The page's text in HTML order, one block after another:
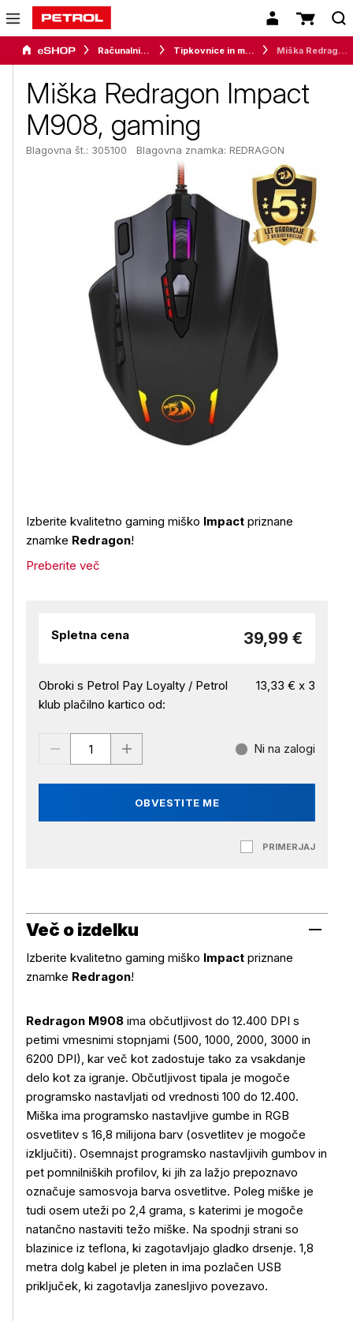
Računalništvo Tipkovnice in miške
Miška Redragon Impact
M908, gaming
Blagovna št.: 305100 Blagovna znamka: REDRAGON
Izberite kvalitetno gaming miško Impact priznane
znamke Redragon!
Preberite več
Spletna cena 39,99 €
Obroki s Petrol Pay Loyalty / Petrol
klub plačilno kartico od:
13,33 € x 3
OBVESTITE ME
Ni na zalogi
PRIMERJAJ
Več o izdelku
Izberite kvalitetno gaming miško Impact priznane
znamke Redragon!
Redragon M908 ima občutljivost do 12.400 DPI s
petimi vmesnimi stopnjami (500, 1000, 2000, 3000 in
6200 DPI), kar več kot zadostuje tako za vsakdanje
delo kot za igranje. Občutljivost tipala je mogoče
programsko nastavljati od vrednosti 100 do 12.400.
Miška ima programsko nastavljive gumbe in RGB
osvetlitev s 16,8 milijona barv (osvetlitev je mogoče
izključiti). Osemnajst programsko nastavljivih gumbov in
pet pomnilniških profilov, ki jih za lažjo prepoznavo
označuje samosvoja barva osvetlitve. Poleg miške je
tudi osem uteži po 2,4 grama, s katerimi je mogoče
natančno nastaviti težo miške. Na spodnji strani so
blazinice iz teflona, ki zagotavljajo gladko drsenje. 1,8
metra dolg kabel je pleten in ima pozlačen USB
priključek, ki zagotavlja zanesljivo povezavo.